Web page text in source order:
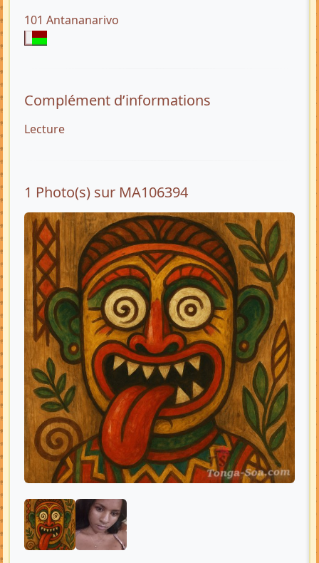
101 Antananarivo
Complément d’informations
Lecture
1 Photo(s) sur MA106394